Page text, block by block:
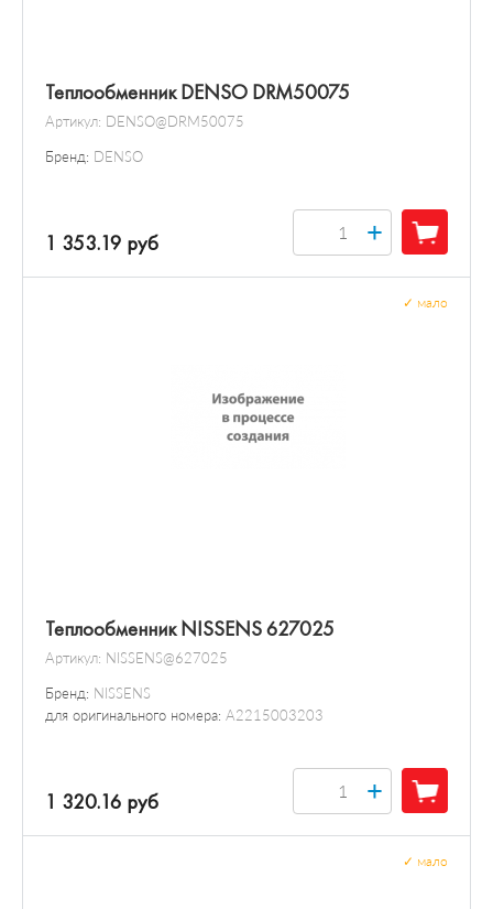
Теплообменник DENSO DRM50075
Артикул: DENSO@DRM50075
Бренд: DENSO
1 353.19 руб +
Теплообменник NISSENS 627025
Артикул: NISSENS@627025
Бренд: NISSENS
для оригинального номера: A2215003203
мало
1 320.16 руб +
мало